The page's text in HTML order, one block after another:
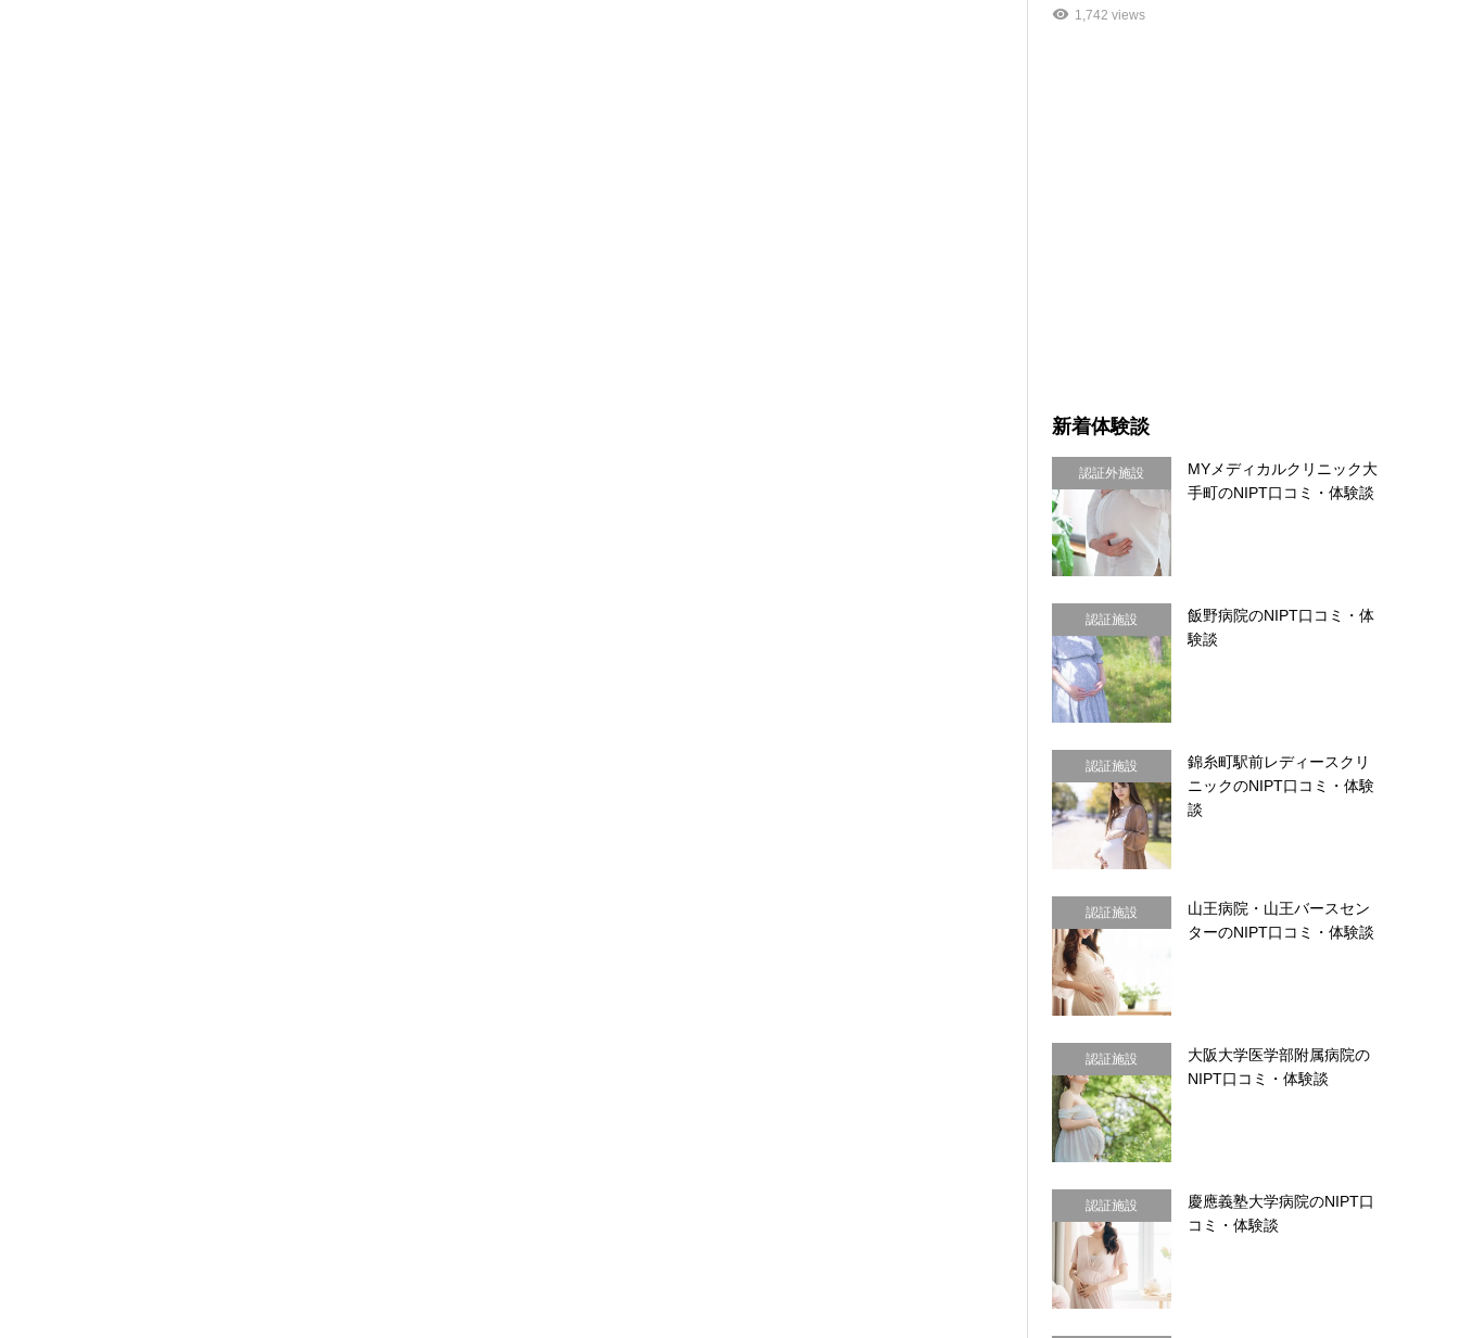
1,742 views
新着体験談
認証外施設
MYメディカルクリニック大
手町のNIPT口コミ・体験談
認証施設
飯野病院のNIPT口コミ・体
験談
認証施設
錦糸町駅前レディースクリ
ニックのNIPT口コミ・体験
談
認証施設
山王病院・山王バースセン
ターのNIPT口コミ・体験談
認証施設
大阪大学医学部附属病院の
NIPT口コミ・体験談
認証施設
慶應義塾大学病院のNIPT口
コミ・体験談